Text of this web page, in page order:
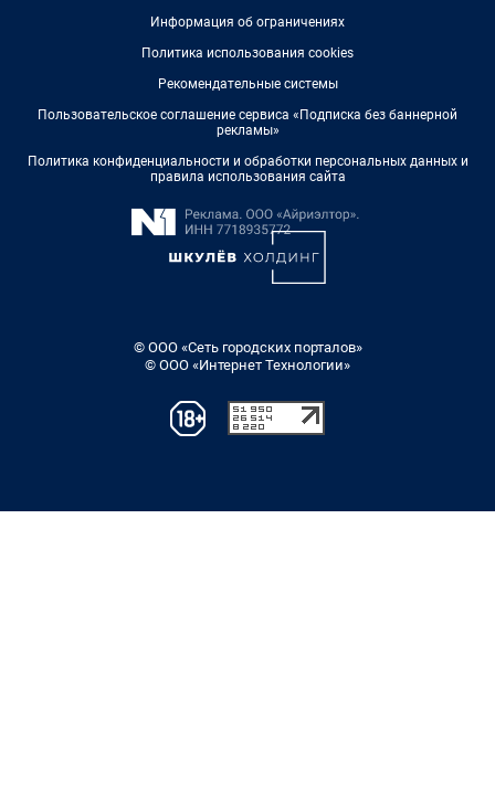
Информация об ограничениях
Политика использования cookies
Рекомендательные системы
Пользовательское соглашение сервиса «Подписка без баннерной
рекламы»
Политика конфиденциальности и обработки персональных данных и
правила использования сайта
© ООО «Сеть городских порталов»
© ООО «Интернет Технологии»